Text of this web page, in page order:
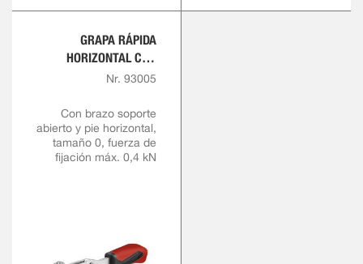
GRAPA RÁPIDA
HORIZONTAL CON
EMPUÑADURA ROJA
Nr. 93005
Con brazo soporte
abierto y pie horizontal,
tamaño 0, fuerza de
fijación máx. 0,4 kN